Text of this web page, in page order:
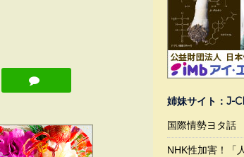
姉妹サイト：J-
国際情勢ヨタ話
NHK性加害！「